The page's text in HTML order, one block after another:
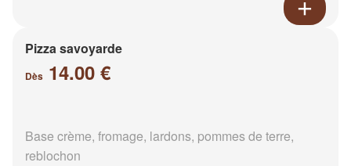
Pizza savoyarde
Dès 14.00 €
Base crème, fromage, lardons, pommes de terre,
reblochon